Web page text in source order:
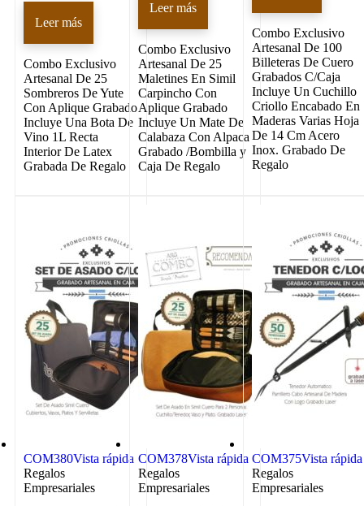
Leer más
Combo Exclusivo
Artesanal De 25
Sombreros De Yute
Con Aplique Grabado
Incluye Una Bota De
Vino 1L Recta
Interior De Latex
Grabada De Regalo
Leer más
Combo Exclusivo
Artesanal De 25
Maletines En Simil
Carpincho Con
Aplique Grabado
Incluye Un Mate De
Calabaza Con Alpaca
Grabado /Bombilla y
Caja De Regalo
Combo Exclusivo
Artesanal De 100
Billeteras De Cuero
Grabados C/Caja
Incluye Un Cuchillo
Criollo Encabado En
Maderas Varias Hoja
De 14 Cm Acero
Inox. Grabado De
Regalo
COM380Vista rápida
Regalos
Empresariales
COM378Vista rápida
Regalos
Empresariales
COM375Vista rápida
Regalos
Empresariales